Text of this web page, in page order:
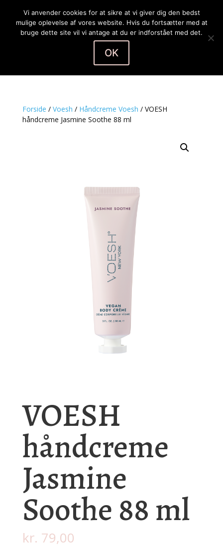
Forside / Voesh / Håndcreme Voesh / VOESH
håndcreme Jasmine Soothe 88 ml
VOESH
håndcreme
Jasmine
Soothe 88 ml
kr. 79,00
Vi anvender cookies for at sikre at vi giver dig den bedst
mulige oplevelse af vores website. Hvis du fortsætter med at
bruge dette site vil vi antage at du er indforstået med det.
OK